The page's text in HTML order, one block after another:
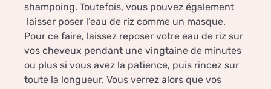
shampoing. Toutefois, vous pouvez également
laisser poser l’eau de riz comme un masque.
Pour ce faire, laissez reposer votre eau de riz sur
vos cheveux pendant une vingtaine de minutes
ou plus si vous avez la patience, puis rincez sur
toute la longueur. Vous verrez alors que vos